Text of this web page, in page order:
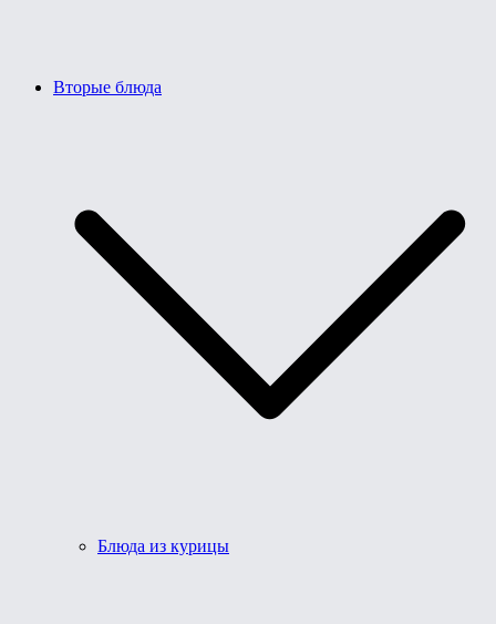
Вторые блюда
Блюда из курицы